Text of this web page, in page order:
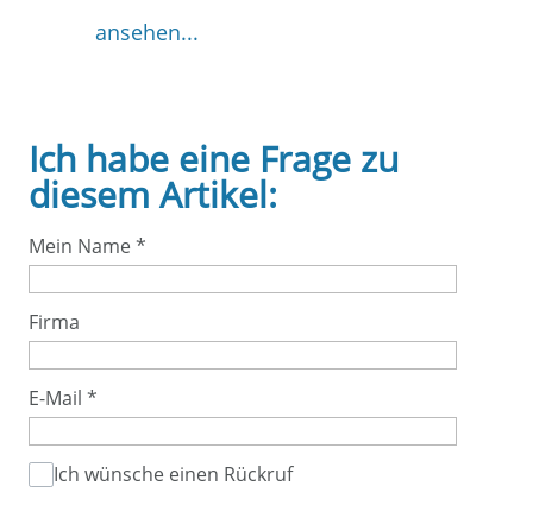
ansehen...
Ich habe eine Frage zu
diesem Artikel:
Mein Name*
Firma
E-Mail *
Ich wünsche einen Rückruf